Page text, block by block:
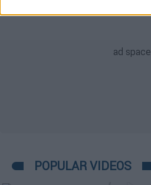
POPULAR VIDEOS